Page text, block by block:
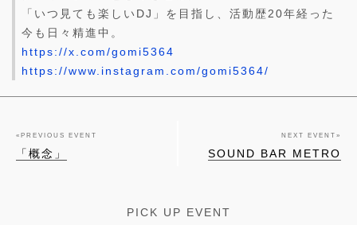
「いつ見ても楽しいDJ」を目指し、活動歴20年経った
今も日々精進中。
https://x.com/gomi5364
https://www.instagram.com/gomi5364/
« PREVIOUS EVENT
「概念」
NEXT EVENT »
SOUND BAR METRO
PICK UP EVENT